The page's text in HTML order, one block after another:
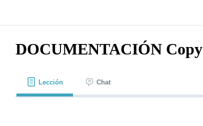
DOCUMENTACIÓN Copy
Lección Chat